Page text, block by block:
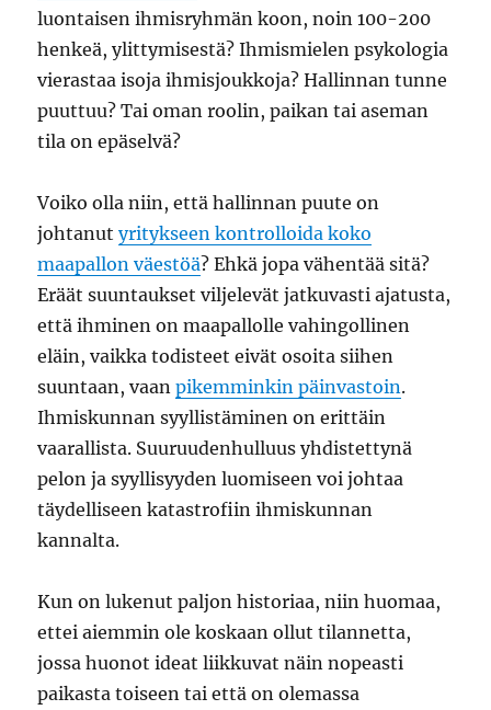
luontaisen ihmisryhmän koon, noin 100-200
henkeä, ylittymisestä? Ihmismielen psykologia
vierastaa isoja ihmisjoukkoja? Hallinnan tunne
puuttuu? Tai oman roolin, paikan tai aseman
tila on epäselvä?
Voiko olla niin, että hallinnan puute on
johtanutyritykseen kontrolloida koko
maapallon väestöä? Ehkä jopa vähentää sitä?
Eräät suuntaukset viljelevät jatkuvasti ajatusta,
että ihminen on maapallolle vahingollinen
eläin, vaikka todisteet eivät osoita siihen
suuntaan, vaanpikemminkin päinvastoin.
Ihmiskunnan syyllistäminen on erittäin
vaarallista. Suuruudenhulluus yhdistettynä
pelon ja syyllisyyden luomiseen voi johtaa
täydelliseen katastrofiin ihmiskunnan
kannalta.
Kun on lukenut paljon historiaa, niin huomaa,
ettei aiemmin ole koskaan ollut tilannetta,
jossa huonot ideat liikkuvat näin nopeasti
paikasta toiseen tai että on olemassa